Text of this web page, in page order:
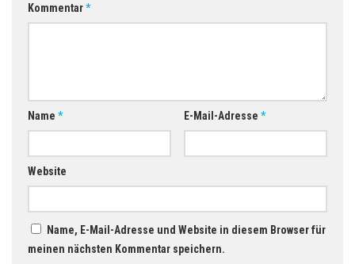
Kommentar*
Name * E-Mail-Adresse *
Website
Name, E-Mail-Adresse und Website in diesem Browser für
meinen nächsten Kommentar speichern.